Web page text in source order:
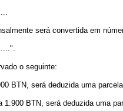
será convertida em
o seguinte:
BTN, será deduzida uma
1.900 BTN, será deduzida uma